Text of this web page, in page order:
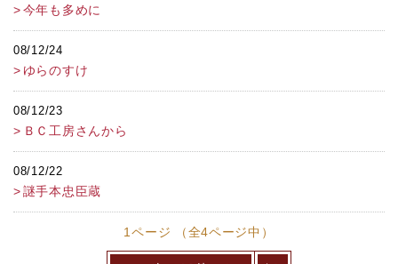
今年も多めに
08/12/24
ゆらのすけ
08/12/23
ＢＣ工房さんから
08/12/22
謎手本忠臣蔵
1ページ （全4ページ中）